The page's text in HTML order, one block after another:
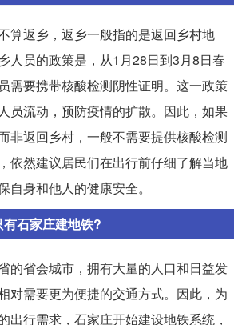
算返乡，返乡一般指的是返回乡村地
人员的政策是，从1月28日到3月8日春
需要携带核酸检测阴性证明。这一政策
员流动，预防疫情的扩散。因此，如果
非返回乡村，一般不需要提供核酸检测
依然建议居民们在出行前仔细了解当地
自身和他人的健康安全。
石家庄建地铁?
的省会城市，拥有大量的人口和日益发
对需要更为便捷的交通方式。因此，为
出行需求，石家庄开始建设地铁系统，